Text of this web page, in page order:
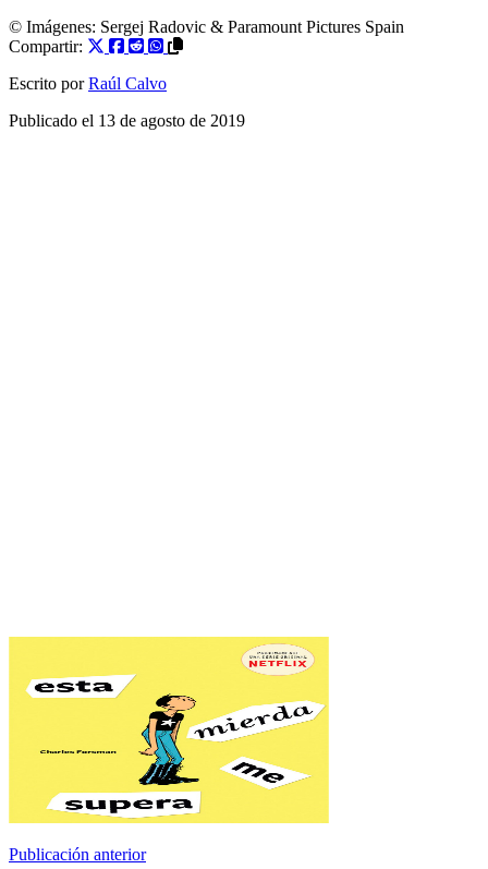
© Imágenes: Sergej Radovic & Paramount Pictures Spain
Compartir:
Escrito por Raúl Calvo
Publicado el 13 de agosto de 2019
Publicación anterior